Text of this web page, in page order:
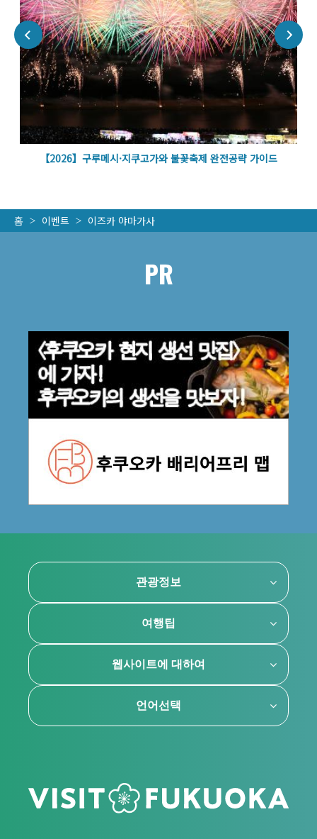
【2026】구루메시·지쿠고가와 불꽃축제 완전공략 가이드
홈 이벤트 이즈카 야마가사
PR
관광정보
여행팁
웹사이트에 대하여
언어선택